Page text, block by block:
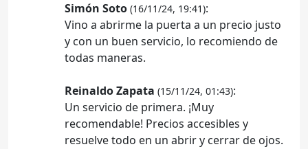
Simón Soto (16/11/24, 19:41):
Vino a abrirme la puerta a un precio justo
y con un buen servicio, lo recomiendo de
todas maneras.
Reinaldo Zapata (15/11/24, 01:43):
Un servicio de primera. ¡Muy
recomendable! Precios accesibles y
resuelve todo en un abrir y cerrar de ojos.